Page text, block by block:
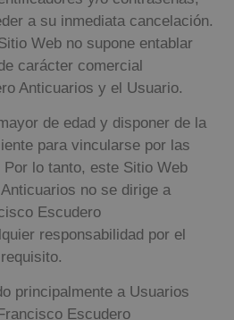
a su inmediata cancelación.
Web no supone entablar
carácter comercial
Anticuarios y el Usuario.
de edad y disponer de la
para vincularse por las
lo tanto, este Sitio Web
no se dirige a
Escudero
responsabilidad por el
principalmente a Usuarios
Francisco Escudero